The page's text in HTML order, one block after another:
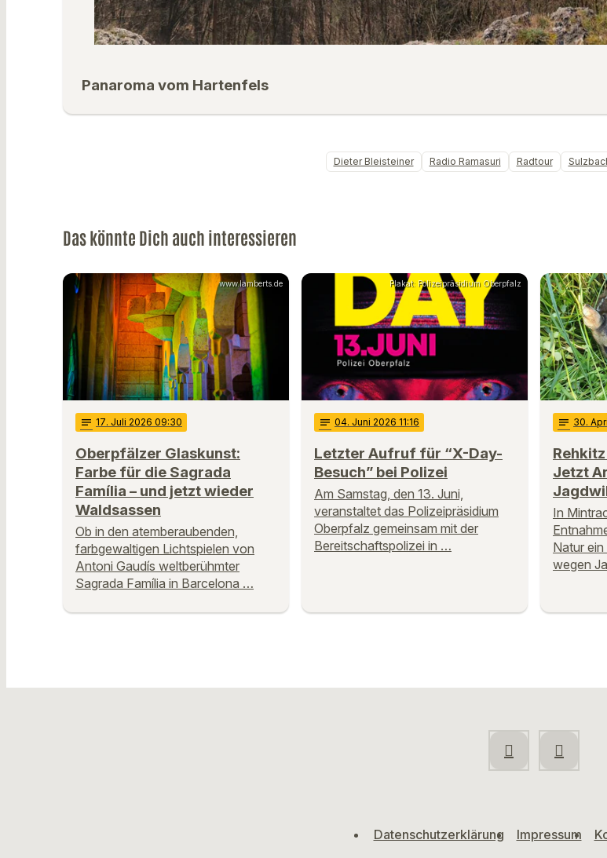
Panaroma vom Hartenfels
Dieter Bleisteiner Radio Ramasuri Radtour
Das könnte Dich auch interessieren
www.lamberts.de
notes 17. Juli 2026 09:30
Oberpfälzer Glaskunst:
Farbe für die Sagrada
Família – und jetzt wieder
Waldsassen
Ob in den atemberaubenden,
farbgewaltigen Lichtspielen von
Antoni Gaudís weltberühmter
Sagrada Família in Barcelona …
Plakat: Polizeipräsidium Oberpfalz
notes 04. Juni 2026 11:16
Letzter Aufruf für “X-Day-
Besuch” bei Polizei
Am Samstag, den 13. Juni,
veranstaltet das Polizeipräsidium
Oberpfalz gemeinsam mit der
Bereitschaftspolizei in …
notes 30.
Jetzt
In
Natur
wegen
Datenschutzerklärung Impressum